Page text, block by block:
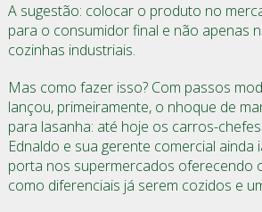
A sugestão: colocar o produto no
para o consumidor final e não apenas
cozinhas industriais.
Mas como fazer isso? Com passos
lançou, primeiramente, o nhoque de
para lasanha: até hoje os carros-
Ednaldo e sua gerente comercial ainda
porta nos supermercados oferecendo
como diferenciais já serem cozidos e